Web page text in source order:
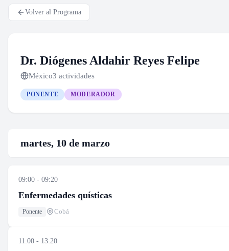
Volver al Programa
Dr. Diógenes Aldahir Reyes Felipe
México3 actividades
PONENTE MODERADOR
martes, 10 de marzo
09:00 - 09:20
Enfermedades quísticas
Ponente Cobá
11:00 - 13:20